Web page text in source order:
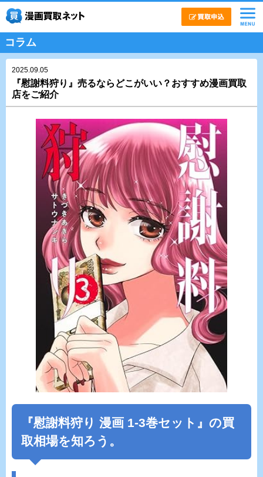
コラム
2025.09.05
『慰謝料狩り』売るならどこがいい？おすすめ漫画買取
店をご紹介
『慰謝料狩り 漫画 1-3巻セット』の買
取相場を知ろう。